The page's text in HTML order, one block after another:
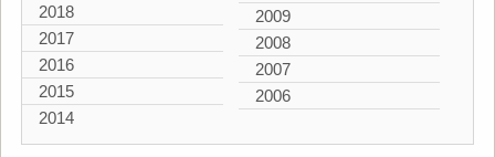
2018
2017
2016
2015
2014
2009
2008
2007
2006